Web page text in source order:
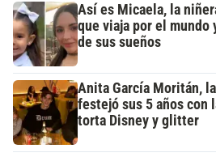
Así es Micaela, la
que viaja por el
de sus sueños
Anita García Moritán,
festejó sus 5 años con
torta Disney y glitter